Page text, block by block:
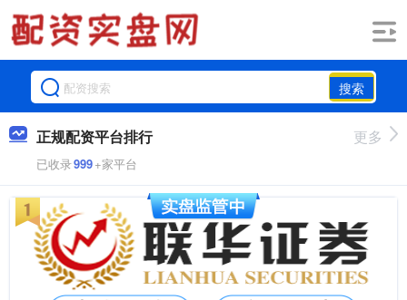
搜索
正规配资平台排行
已收录999+家平台
更多